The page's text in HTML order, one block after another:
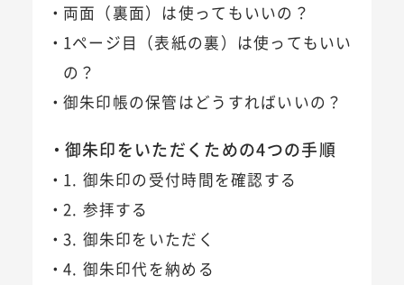
両面（裏面）は使ってもいいの？
1ページ目（表紙の裏）は使ってもいい
の？
御朱印帳の保管はどうすればいいの？
御朱印をいただくための4つの手順
1. 御朱印の受付時間を確認する
2. 参拝する
3. 御朱印をいただく
4. 御朱印代を納める